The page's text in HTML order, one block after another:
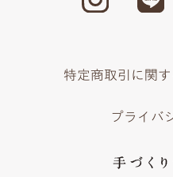
特定商取引に関
プライバ